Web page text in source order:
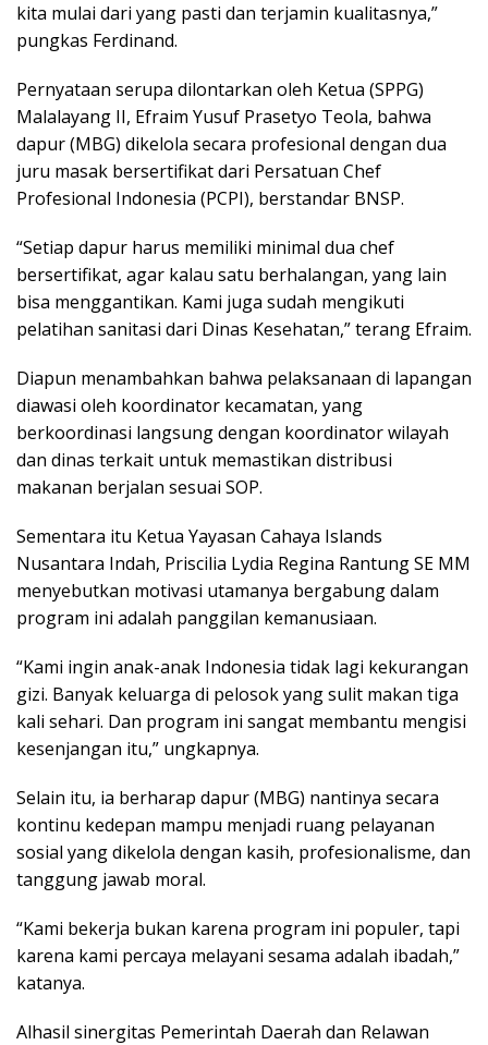
kita mulai dari yang pasti dan terjamin kualitasnya,”
pungkas Ferdinand.
Pernyataan serupa dilontarkan oleh Ketua (SPPG)
Malalayang II, Efraim Yusuf Prasetyo Teola, bahwa
dapur (MBG) dikelola secara profesional dengan dua
juru masak bersertifikat dari Persatuan Chef
Profesional Indonesia (PCPI), berstandar BNSP.
“Setiap dapur harus memiliki minimal dua chef
bersertifikat, agar kalau satu berhalangan, yang lain
bisa menggantikan. Kami juga sudah mengikuti
pelatihan sanitasi dari Dinas Kesehatan,” terang Efraim.
Diapun menambahkan bahwa pelaksanaan di lapangan
diawasi oleh koordinator kecamatan, yang
berkoordinasi langsung dengan koordinator wilayah
dan dinas terkait untuk memastikan distribusi
makanan berjalan sesuai SOP.
Sementara itu Ketua Yayasan Cahaya Islands
Nusantara Indah, Priscilia Lydia Regina Rantung SE MM
menyebutkan motivasi utamanya bergabung dalam
program ini adalah panggilan kemanusiaan.
“Kami ingin anak-anak Indonesia tidak lagi kekurangan
gizi. Banyak keluarga di pelosok yang sulit makan tiga
kali sehari. Dan program ini sangat membantu mengisi
kesenjangan itu,” ungkapnya.
Selain itu, ia berharap dapur (MBG) nantinya secara
kontinu kedepan mampu menjadi ruang pelayanan
sosial yang dikelola dengan kasih, profesionalisme, dan
tanggung jawab moral.
“Kami bekerja bukan karena program ini populer, tapi
karena kami percaya melayani sesama adalah ibadah,”
katanya.
Alhasil sinergitas Pemerintah Daerah dan Relawan